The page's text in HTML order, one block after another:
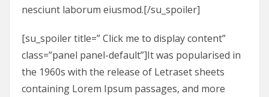
nesciunt laborum eiusmod.[/su_spoiler]
[su_spoiler title=” Click me to display content”
class=”panel panel-default”]It was popularised in
the 1960s with the release of Letraset sheets
containing Lorem Ipsum passages, and more